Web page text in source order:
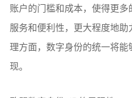
账户的门槛和成本，使得更
服务和便利性，更大程度地
理方面，数字身份的统一将
现。